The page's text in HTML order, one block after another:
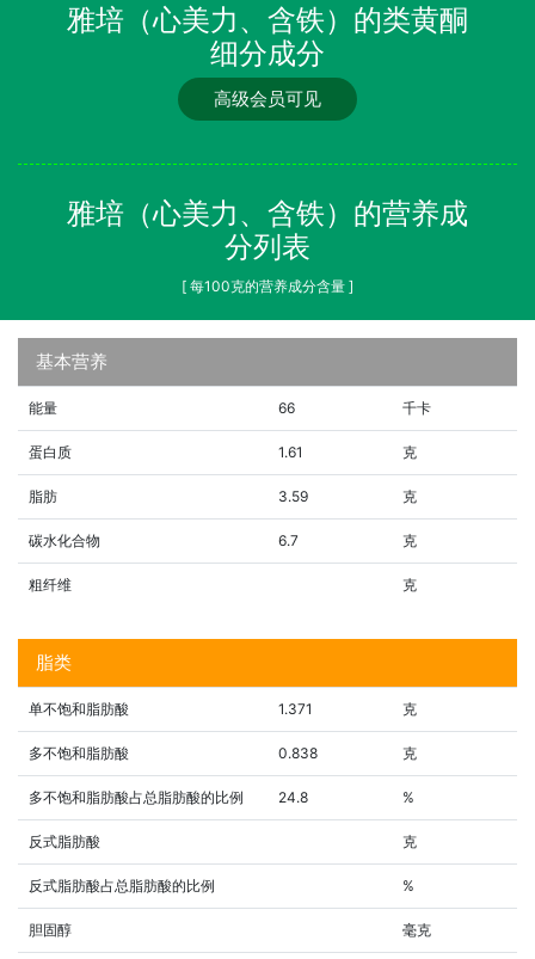
雅培（心美力、含铁）的类黄酮
细分成分
高级会员可见
雅培（心美力、含铁）的营养成
分列表
[ 每100克的营养成分含量 ]
基本营养
能量 66 千卡
蛋白质 1.61 克
脂肪 3.59 克
碳水化合物 6.7 克
粗纤维 克
脂类
单不饱和脂肪酸 1.371 克
多不饱和脂肪酸 0.838 克
多不饱和脂肪酸占总脂肪酸的比例 24.8 %
反式脂肪酸 克
反式脂肪酸占总脂肪酸的比例 %
胆固醇 毫克